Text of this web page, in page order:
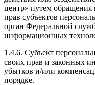
центр» путем
прав субъектов
орган Федеральной
информационных
1.4.6. Субъект
своих прав и законных
убытков и/или
порядке.